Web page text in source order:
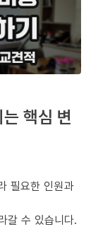
핵심 변
필요한 인원과
갈 수 있습니다.